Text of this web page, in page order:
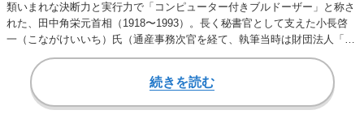
類いまれな決断力と実行力で「コンピューター付きブルドーザー」と称さ
れた、田中角栄元首相（1918〜1993）。長く秘書官として支えた小長啓
一（こながけいいち）氏（通産事務次官を経て、執筆当時は財団法人「経
済産業調査…
続きを読む